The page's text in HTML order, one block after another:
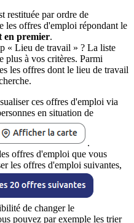
restituée par ordre de
les offres d'emploi répondant le
en premier.
« Lieu de travail » ? La liste
plus à vos critères. Parmi
les offres dont le lieu de travail
ces offres d'emploi via
en situation de
.
offres d'emploi que vous
les offres d'emploi suivantes,
de changer le
pouvez par exemple les trier